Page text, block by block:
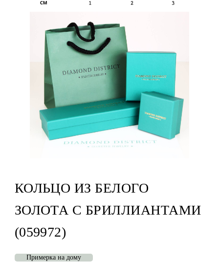
КОЛЬЦО ИЗ БЕЛОГО
ЗОЛОТА С БРИЛЛИАНТАМИ
(059972)
Примерка на дому